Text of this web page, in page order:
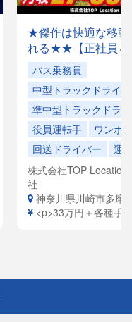
★傑作は快適な移動
れる★★【正社員＆
でドライバー大量
容は全国各地を回
ドライバーや、VIP
ヤードライバーな
員寮完備！引越祝
給（規定有）あり
バス乗務員
中型トラックドライ
準中型トラックドラ
役員運転手
ワンボ
回送ドライバー
運
株式会社TOP Location
社
神奈川県川崎市多摩
<p>33万円＋各種手